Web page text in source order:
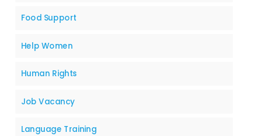
Food Support
Help Women
Human Rights
Job Vacancy
Language Training